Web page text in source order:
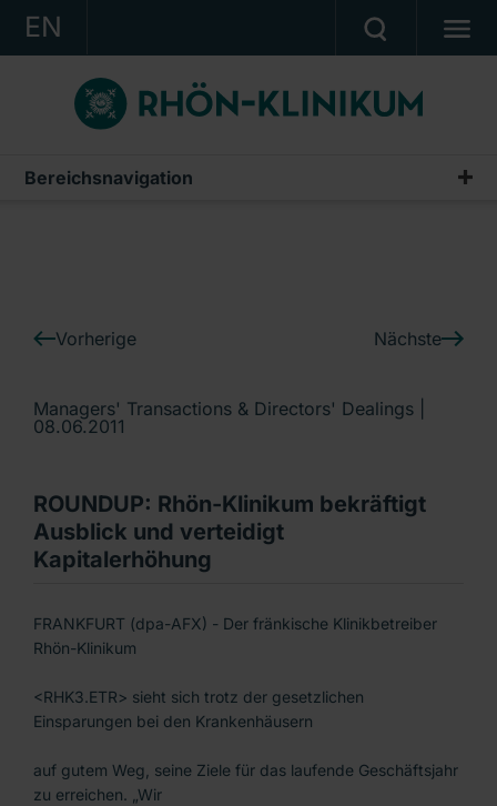
EN
KONZERN
KLINIKEN
KARRIERE
Ein Unternehmen der RHÖN-KLINIKUM AG
Bereichsnavigation
IR-News
Vorherige Nächste
Managers' Transactions & Directors' Dealings |
08.06.2011
ROUNDUP: Rhön-Klinikum bekräftigt
Ausblick und verteidigt
Kapitalerhöhung
FRANKFURT (dpa-AFX) - Der fränkische Klinikbetreiber
Rhön-Klinikum
<RHK3.ETR> sieht sich trotz der gesetzlichen
Einsparungen bei den Krankenhäusern
auf gutem Weg, seine Ziele für das laufende Geschäftsjahr
zu erreichen. „Wir